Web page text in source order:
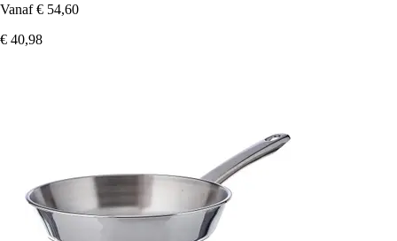
Vanaf € 54,60
€ 40,98